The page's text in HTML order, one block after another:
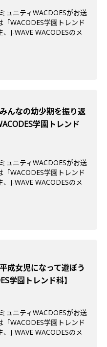
ュニティWACDOESがお送
WACODES学園トレンド
J-WAVE WACODESのメ
んなの幼少期を振り返
学園トレンド
ュニティWACDOESがお送
WACODES学園トレンド
J-WAVE WACODESのメ
成女児になって遊ぼう
学園トレンド科】
ュニティWACDOESがお送
WACODES学園トレンド
J-WAVE WACODESのメ